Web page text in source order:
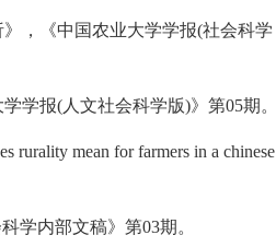
，《中国农业大学学报(社会科学
学学报( 人文社会科学版)》第05期。
rurality mean for farmers in a chinese
学内部文稿》第03期。